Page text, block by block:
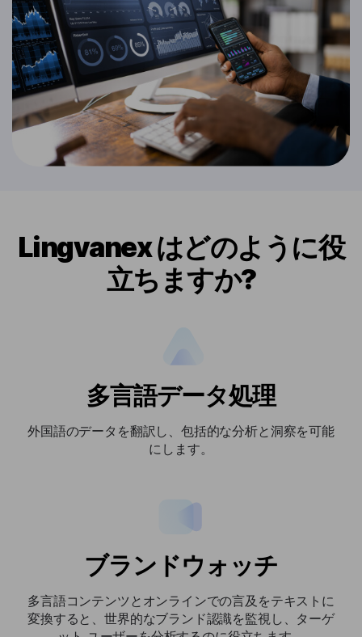
Lingvanex はどのように役
立ちますか?
多言語データ処理
外国語のデータを翻訳し、包括的な分析と洞察を可能
にします。
ブランドウォッチ
多言語コンテンツとオンラインでの言及をテキストに
変換すると、世界的なブランド認識を監視し、ターゲ